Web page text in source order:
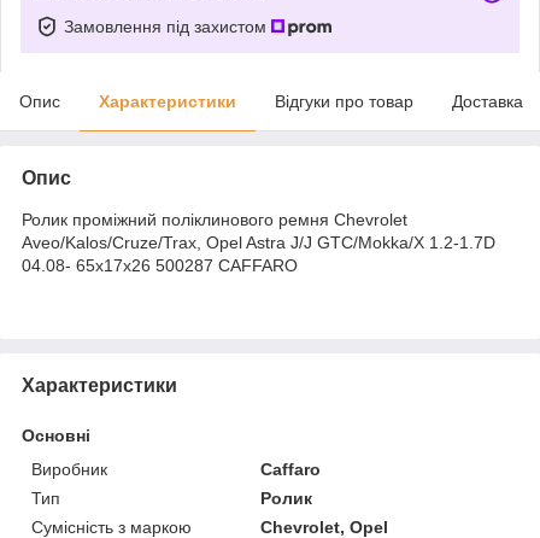
Замовлення під захистом
Опис Характеристики Відгуки про товар Доставка
Опис
Ролик проміжний поліклинового ремня Chevrolet
Aveo/Kalos/Cruze/Trax, Opel Astra J/J GTC/Mokka/X 1.2-1.7D
04.08- 65x17x26 500287 CAFFARO
Характеристики
Основні
Виробник
Caffaro
Тип
Ролик
Сумісність з маркою
Chevrolet, Opel